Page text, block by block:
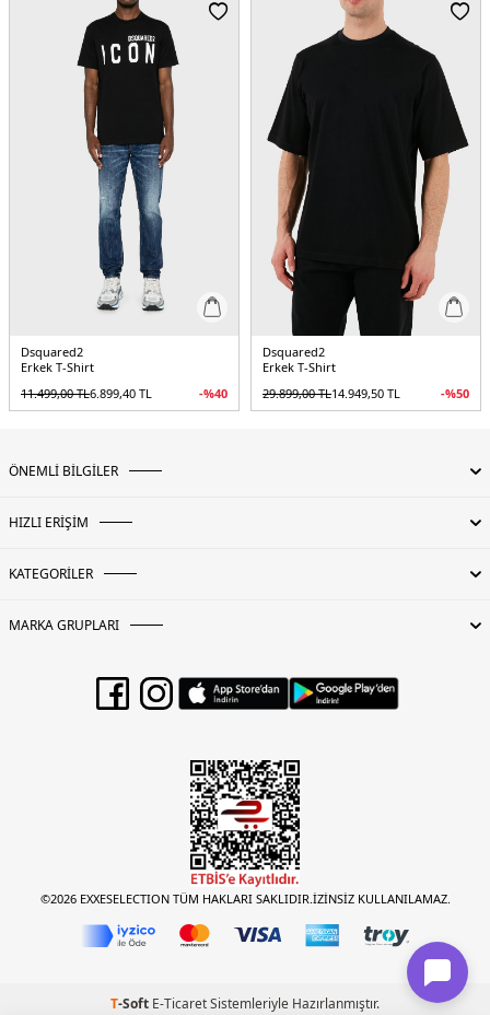
5DE1DCM37001001.07
Dsquared2
Erkek T-Shirt
11.499,00TL6.899,40 TL -%40
Dsquared2
Erkek T-Shirt
29.899,00TL14.949,50 TL -%50
ÖNEMLİ BİLGİLER
HIZLI ERİŞİM
KATEGORİLER
MARKA GRUPLARI
©2026 EXXESELECTION TÜM HAKLARI SAKLIDIR.İZİNSİZ KULLANILAMAZ.
T-Soft E-TicaretSistemleriyle Hazırlanmıştır.